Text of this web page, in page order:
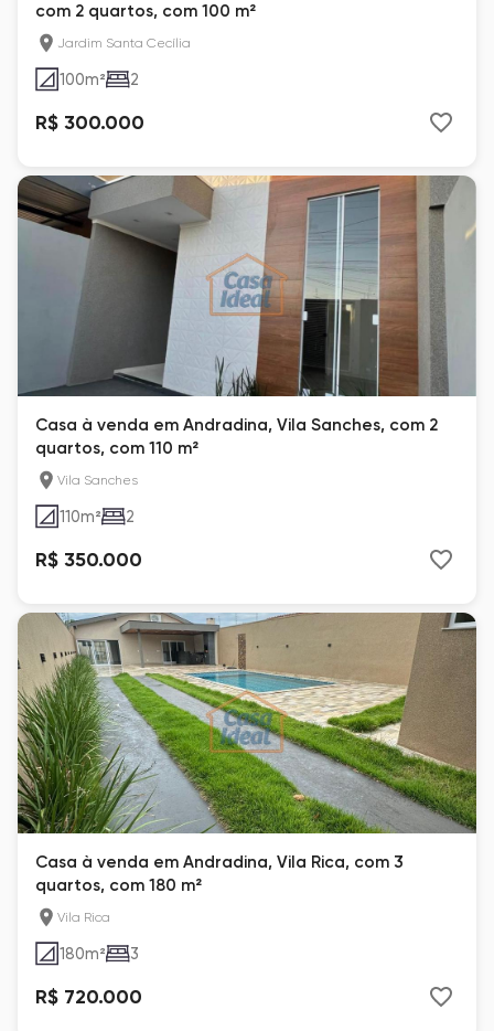
com 2 quartos, com 100 m²
Jardim Santa Cecília
100m² 2
R$ 300.000
Casa à venda em Andradina, Vila Sanches, com 2
quartos, com 110 m²
Vila Sanches
110m² 2
R$ 350.000
Casa à venda em Andradina, Vila Rica, com 3
quartos, com 180 m²
Vila Rica
180m² 3
R$ 720.000